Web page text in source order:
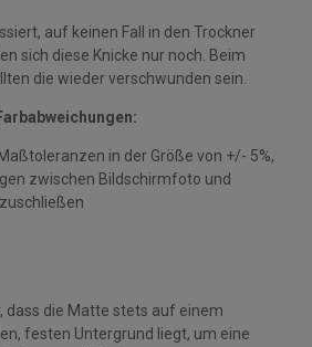
auf keinen Fall in den Trockner
sich diese Knicke nur noch. Beim
die wieder verschwunden sein.
in der Größe von +/- 5%,
zwischen Bildschirmfoto und
dass die Matte stets auf einem
festen Untergrund liegt, um eine